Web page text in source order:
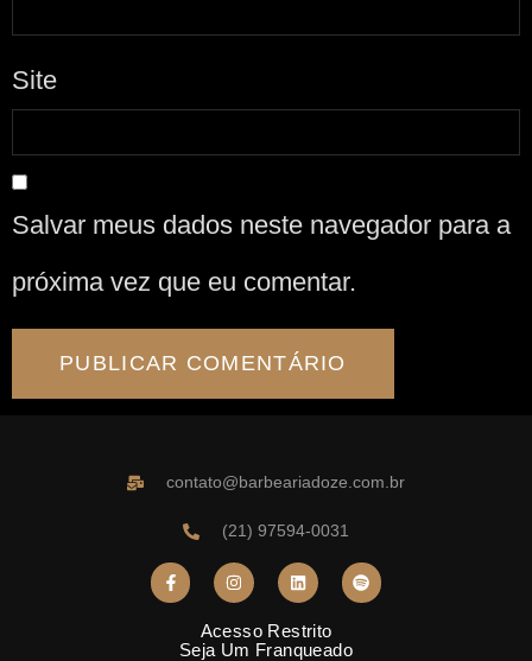
Site
Salvar meus dados neste navegador para a
próxima vez que eu comentar.
contato@barbeariadoze.com.br
(21) 97594-0031
Acesso Restrito
Seja Um Franqueado